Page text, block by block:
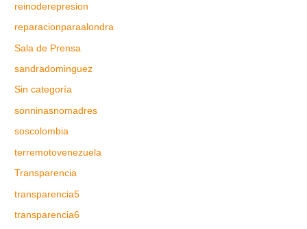
reinoderepresion
reparacionparaalondra
Sala de Prensa
sandradominguez
Sin categoría
sonninasnomadres
soscolombia
terremotovenezuela
Transparencia
transparencia5
transparencia6